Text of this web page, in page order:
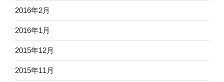
2016年2月
2016年1月
2015年12月
2015年11月